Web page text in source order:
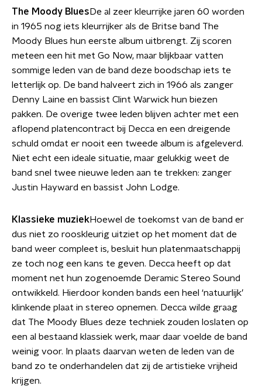
The Moody Blues De al zeer kleurrijke jaren 60 worden
in 1965 nog iets kleurrijker als de Britse band The
Moody Blues hun eerste album uitbrengt. Zij scoren
meteen een hit met Go Now, maar blijkbaar vatten
sommige leden van de band deze boodschap iets te
letterlijk op. De band halveert zich in 1966 als zanger
Denny Laine en bassist Clint Warwick hun biezen
pakken. De overige twee leden blijven achter met een
aflopend platencontract bij Decca en een dreigende
schuld omdat er nooit een tweede album is afgeleverd.
Niet echt een ideale situatie, maar gelukkig weet de
band snel twee nieuwe leden aan te trekken: zanger
Justin Hayward en bassist John Lodge.
Klassieke muziekHoewel de toekomst van de band er
dus niet zo rooskleurig uitziet op het moment dat de
band weer compleet is, besluit hun platenmaatschappij
ze toch nog een kans te geven. Decca heeft op dat
moment net hun zogenoemde Deramic Stereo Sound
ontwikkeld. Hierdoor konden bands een heel ‘natuurlijk’
klinkende plaat in stereo opnemen. Decca wilde graag
dat The Moody Blues deze techniek zouden loslaten op
een al bestaand klassiek werk, maar daar voelde de band
weinig voor. In plaats daarvan weten de leden van de
band zo te onderhandelen dat zij de artistieke vrijheid
krijgen.